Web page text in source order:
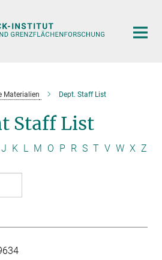
Materialien Dept. Staff List
Staff List
J K L M O P R S T V W X Z